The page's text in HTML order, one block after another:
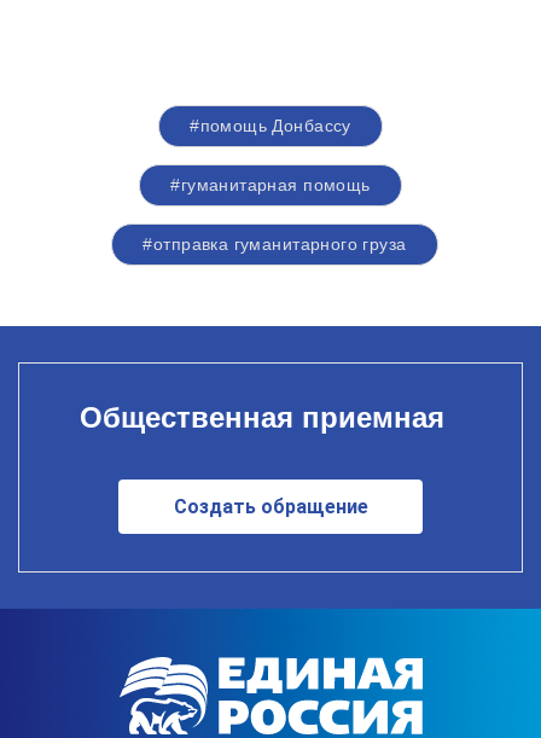
#помощь Донбассу
#гуманитарная помощь
#отправка гуманитарного груза
Общественная приемная
Создать обращение